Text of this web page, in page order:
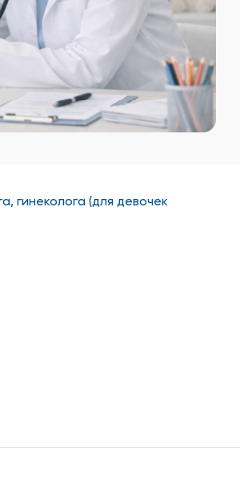
гинеколога (для девочек